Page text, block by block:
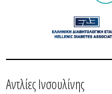
Αντλίες Ινσουλίνης